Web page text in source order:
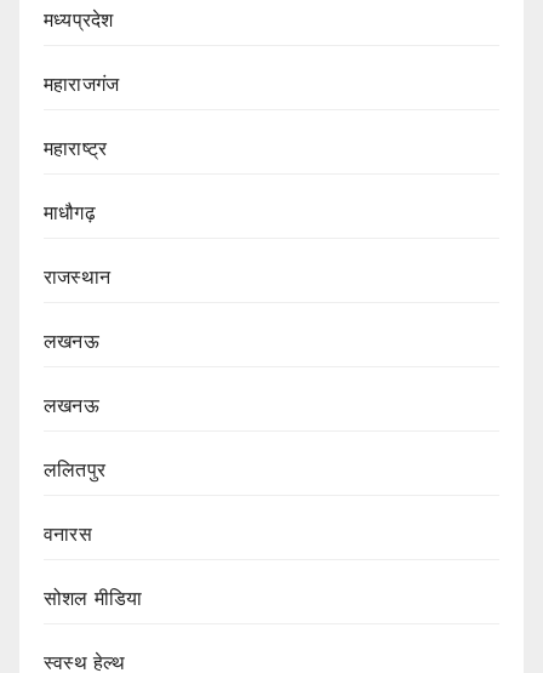
मध्यप्रदेश
महाराजगंज
महाराष्ट्र
माधौगढ़
राजस्थान
लखनऊ
लखनऊ
ललितपुर
वनारस
सोशल मीडिया
स्वस्थ हेल्थ